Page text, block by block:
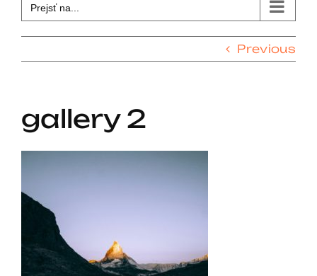
Prejsť na...
Previous
gallery 2